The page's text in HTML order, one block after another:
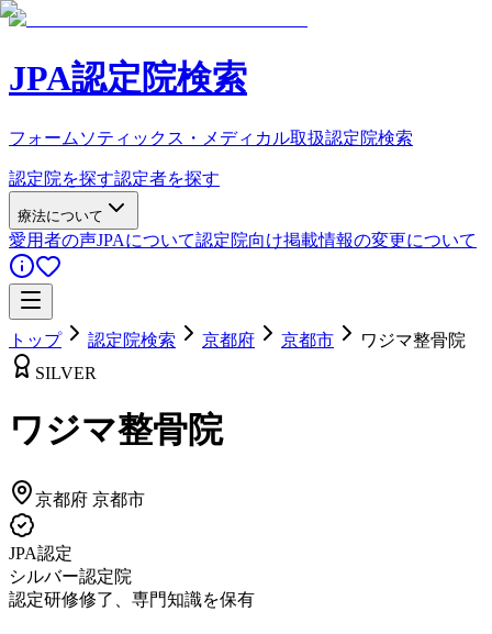
JPA認定院検索
フォームソティックス・メディカル取扱認定院検索
認定院を探す認定者を探す
療法について
愛用者の声JPAについて認定院向け掲載情報の変更について
トップ 認定院検索 京都府 京都市
ワジマ整骨院
SILVER
ワジマ整骨院
京都府 京都市
JPA認定
シルバー認定院
認定研修修了、専門知識を保有